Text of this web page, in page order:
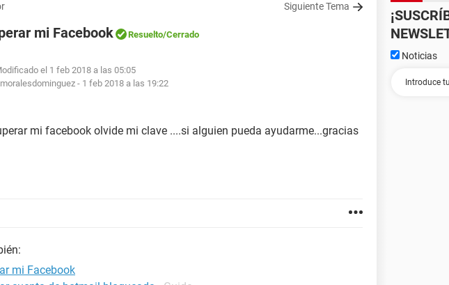
Siguiente Tema
mi Facebook Resuelto/Cerrado
el 1 feb 2018 a las 05:05
- 1 feb 2018 a las 19:22
mi facebook olvide mi clave ....si alguien pueda ayudarme...gracias
mi Facebook
Noticias